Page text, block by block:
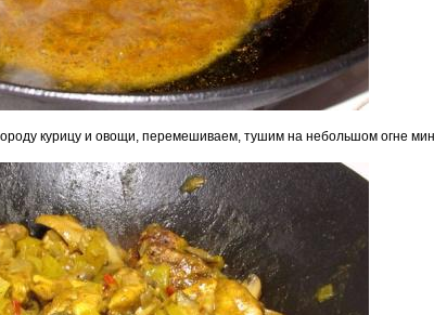
курицу и овощи, перемешиваем, тушим на небольшом огне